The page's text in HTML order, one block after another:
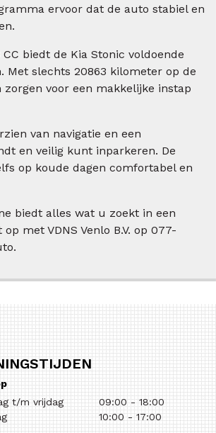
ervoor dat de auto stabiel en
biedt de Kia Stonic voldoende
slechts 20863 kilometer op de
voor een makkelijke instap
van navigatie en een
en veilig kunt inparkeren. De
op koude dagen comfortabel en
biedt alles wat u zoekt in een
met VDNS Venlo B.V. op 077-
t/m vrijdag
09:00-18:00
10:00- 17:00